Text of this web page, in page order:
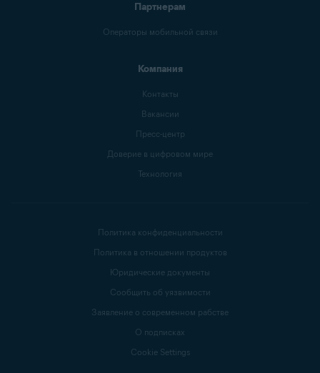
Партнерам
Операторы мобильной связи
Компания
Контакты
Вакансии
Пресс-центр
Доверие в цифровом мире
Технология
Политика конфиденциальности
Политика в отношении продуктов
Юридические документы
Сообщить об уязвимости
Заявление о современном рабстве
О подписках
Cookie Settings